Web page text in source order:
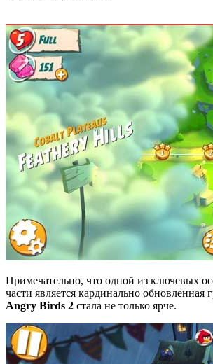
Примечательно, что одной из ключевых
части является кардинально обновленная
Angry Birds 2 стала не только ярче.